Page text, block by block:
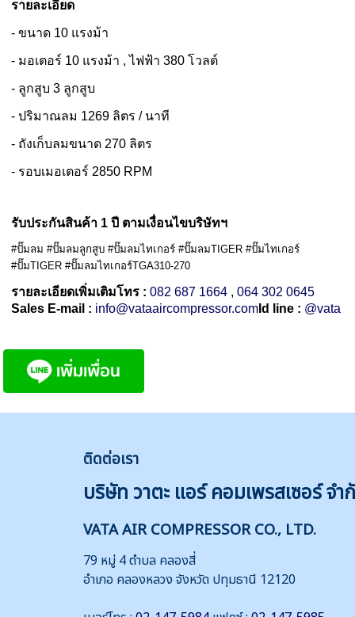
รายละเอียด
- ขนาด 10 แรงม้า
- มอเตอร์ 10 แรงม้า , ไฟฟ้า 380 โวลต์
- ลูกสูบ 3 ลูกสูบ
- ปริมาณลม 1269 ลิตร / นาที
- ถังเก็บลมขนาด 270 ลิตร
- รอบเมอเตอร์ 2850 RPM
รับประกันสินค้า 1 ปี ตามเงื่อนไขบริษัทฯ
#ปั๊มลม #ปั๊มลมลูกสูบ #ปั๊มลมไทเกอร์ #ปั๊มลมTIGER #ปั๊มไทเกอร์
#ปั๊มTIGER #ปั๊มลมไทเกอร์TGA310-270
รายละเอียดเพิ่มเติมโทร :082 687 1664 ,064 302 0645
Sales E-mail : info@vataaircompressor.com Id line : @vata
ติดต่อเรา
บริษัท วาตะ แอร์ คอมเพรสเซอร์ จำ
VATA AIR COMPRESSOR CO., LTD.
79 หมู่ 4 ตำบล คลองสี่
อำเภอ คลองหลวง จังหวัด ปทุมธานี 12120